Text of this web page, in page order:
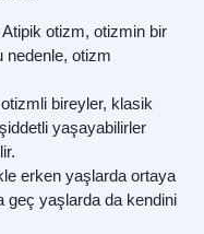
Atipik otizm, otizmin bir
nedenle, otizm
bireyler, klasik
yaşayabilirler
erken yaşlarda ortaya
geç yaşlarda da kendini